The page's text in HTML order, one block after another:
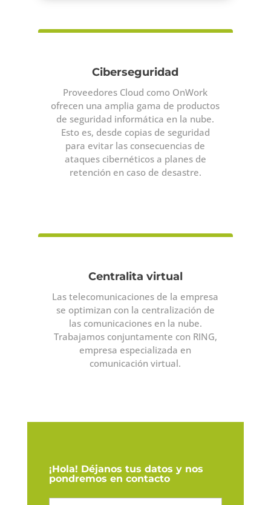
Ciberseguridad
Proveedores Cloud como OnWork
ofrecen una amplia gama de productos
de seguridad informática en la nube.
Esto es, desde copias de seguridad
para evitar las consecuencias de
ataques cibernéticos a planes de
retención en caso de desastre.
Centralita virtual
Las telecomunicaciones de la empresa
se optimizan con la centralización de
las comunicaciones en la nube.
Trabajamos conjuntamente con RING,
empresa especializada en
comunicación virtual.
¡Hola! Déjanos tus datos y nos
pondremos en contacto